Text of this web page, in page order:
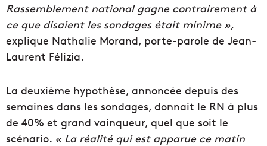
Rassemblement national gagne contrairement à
ce que disaient les sondages était minime »,
explique Nathalie Morand, porte-parole de Jean-
Laurent Félizia.
La deuxième hypothèse, annoncée depuis des
semaines dans les sondages, donnait le RN à plus
de 40% et grand vainqueur, quel que soit le
scénario. « La réalité qui est apparue ce matin